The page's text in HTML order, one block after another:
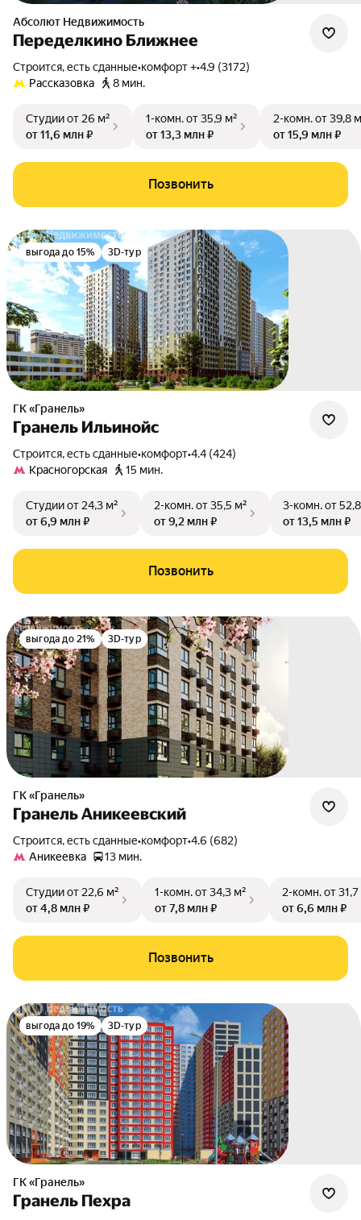
Абсолют Недвижимость
Переделкино Ближнее
Строится, есть сданные•комфорт +•4.9 (3172)
Рассказовка
8 мин.
Студииот 26 м²
от 11,6 млн ₽
1-комн.от 35,9 м²
от 13,3 млн ₽
2-комн.от 39,8
от 15,9 млн ₽
Позвонить
выгода до 15% 3D-тур
ГК «Гранель»
Гранель Ильинойс
Строится, есть сданные•комфорт•4.4 (424)
Красногорская
15 мин.
Студииот 24,3 м²
от 6,9 млн ₽
2-комн.от 35,5 м²
от 9,2 млн ₽
3-комн.от
от 13,5 млн ₽
Позвонить
выгода до 21% 3D-тур
ГК «Гранель»
Гранель Аникеевский
Строится, есть сданные•комфорт•4.6 (682)
Аникеевка
13 мин.
Студииот 22,6 м²
от 4,8 млн ₽
1-комн.от 34,3 м²
от 7,8 млн ₽
2-комн.от
от 6,6 млн ₽
Позвонить
выгода до 19% 3D-тур
ГК «Гранель»
Гранель Пехра